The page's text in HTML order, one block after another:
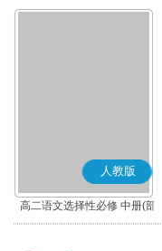
人教版
高二语文选择性必修 中册(部
编版)